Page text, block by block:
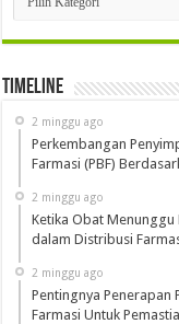
Timeline
2 minggu ago
Perkembangan
Farmasi (PBF)
2 minggu ago
Ketika Obat Menunggu
dalam Distribusi
2 minggu ago
Pentingnya Penerapan
Farmasi Untuk